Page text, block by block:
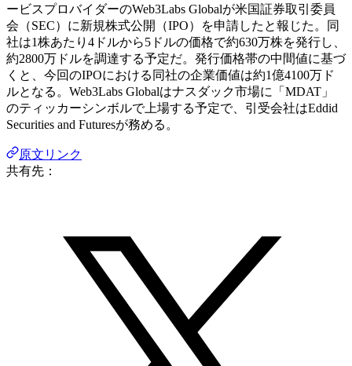
ービスプロバイダーのWeb3Labs Globalが米国証券取引委員
会（SEC）に新規株式公開（IPO）を申請したと報じた。同
社は1株あたり4ドルから​​5ドルの価格で約630万株を発行し、
約2800万ドルを調達する予定だ。発行価格帯の中間値に基づ
くと、今回のIPOにおける同社の企業価値は約1億4100万ド
ルとなる。Web3Labs Globalはナスダック市場に「MDAT」
のティッカーシンボルで上場する予定で、引受会社はEddid
Securities and Futuresが務める。
原文リンク
共有先：